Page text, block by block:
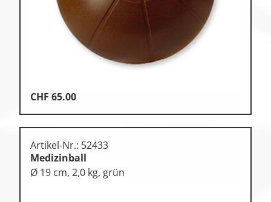
CHF 65.00
Artikel-Nr.: 52433
Medizinball
Ø 19 cm, 2,0 kg, grün